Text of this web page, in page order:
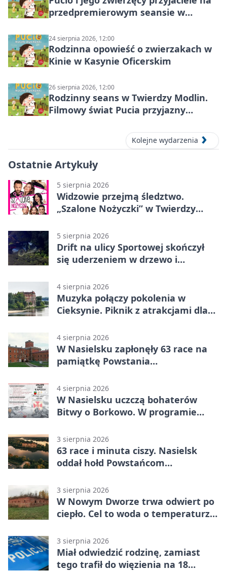
przedpremierowym seansie w
24 sierpnia 2026, 12:00
Rodzinna opowieść o zwierzakach w
Kinie w Kasynie Oficerskim
26 sierpnia 2026, 12:00
Rodzinny seans w Twierdzy Modlin.
Filmowy świat Pucia przyjazny
Kolejne wydarzenia
Ostatnie Artykuły
5 sierpnia 2026
Widzowie przejmą śledztwo.
„Szalone Nożyczki” w Twierdzy
5 sierpnia 2026
Drift na ulicy Sportowej skończył
się uderzeniem w drzewo i
4 sierpnia 2026
Muzyka połączy pokolenia w
Cieksynie. Piknik z atrakcjami dla
4 sierpnia 2026
W Nasielsku zapłonęły 63 race na
pamiątkę Powstania
4 sierpnia 2026
W Nasielsku uczczą bohaterów
Bitwy o Borkowo. W programie
3 sierpnia 2026
63 race i minuta ciszy. Nasielsk
oddał hołd Powstańcom
3 sierpnia 2026
W Nowym Dworze trwa odwiert po
ciepło. Cel to woda o temperaturze
3 sierpnia 2026
Miał odwiedzić rodzinę, zamiast
tego trafił do więzienia na 18